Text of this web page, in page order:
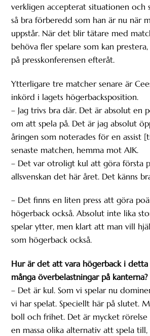
verkligen accepterat situationen och
så bra förberedd som han är nu när
uppstår. När det blir tätare med
behöva fler spelare som kan
på presskonferensen efteråt.
Ytterligare tre matcher senare är
inkörd i lagets högerbacksposition.
– Jag trivs bra där. Det är absolut en
om att spela på. Det är jag absolut
åringen som noterades för en assist
senaste matchen, hemma mot AIK.
– Det var otroligt kul att göra första
allsvenskan det här året. Det känns
– Det finns en liten press att göra
högerback också. Absolut inte lika
spelar ytter, men klart att man vill
som högerback också.
Hur är det att vara högerback i detta
många överbelastningar på kanterna?
– Det är kul. Som vi spelar nu
vi har spelat. Speciellt här på slutet.
boll och frihet. Det är mycket
en massa olika alternativ att spela